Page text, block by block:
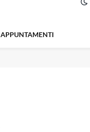
APPUNTAMENTI